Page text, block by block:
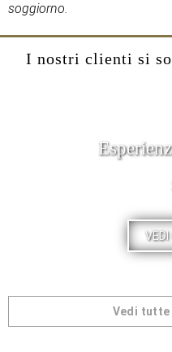
soggiorno.
I nostri clienti si
VEDI
Vedi tutte